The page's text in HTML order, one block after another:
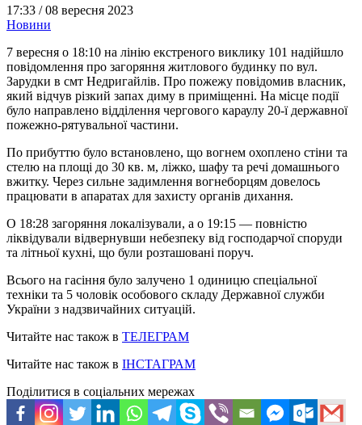
17:33 /08 вересня 2023
Новини
7 вересня о 18:10 на лінію екстреного виклику 101 надійшло
повідомлення про загоряння житлового будинку по вул.
Зарудки в смт Недригайлів. Про пожежу повідомив власник,
який відчув різкий запах диму в приміщенні. На місце події
було направлено відділення чергового караулу 20-ї державної
пожежно-рятувальної частини.
По прибуттю було встановлено, що вогнем охоплено стіни та
стелю на площі до 30 кв. м, ліжко, шафу та речі домашнього
вжитку. Через сильне задимлення вогнеборцям довелось
працювати в апаратах для захисту органів дихання.
О 18:28 загоряння локалізували, а о 19:15 — повністю
ліквідували відвернувши небезпеку від господарчої споруди
та літньої кухні, що були розташовані поруч.
Всього на гасіння було залучено 1 одиницю спеціальної
техніки та 5 чоловік особового складу Державної служби
України з надзвичайних ситуацій.
Читайте нас також в ТЕЛЕГРАМ
Читайте нас також в ІНСТАГРАМ
Поділитися в соціальних мережах